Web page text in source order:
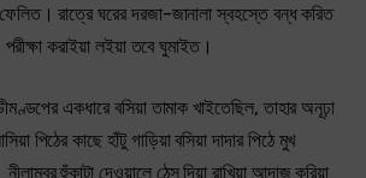
ফেলিত। রাত্রে ঘরের দরজা-জানালা স্বহস্তে বন্ধ করিত
করাইয়া লইয়া তবে ঘুমাইত।
একধারে বসিয়া তামাক খাইতেছিল, তাহার অনূঢ়া
পিঠের কাছে হাঁটু গাড়িয়া বসিয়া দাদার পিঠে মুখ
হুঁকাটা দেওয়ালে ঠেস দিয়া রাখিয়া আন্দাজ করিয়া